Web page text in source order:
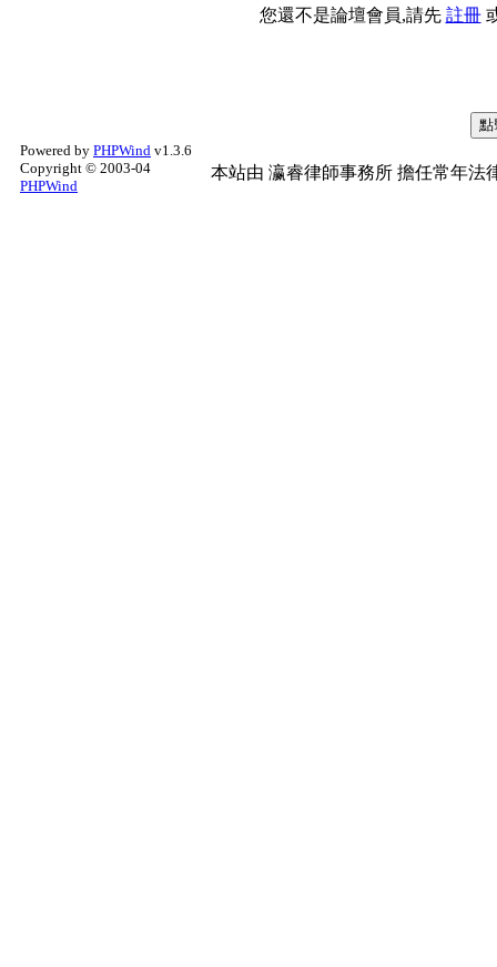
您還不是論壇會員,請先 註冊
Powered by PHPWind v1.3.6
Copyright © 2003-04
PHPWind
本站由 瀛睿律師事務所 擔任常年法